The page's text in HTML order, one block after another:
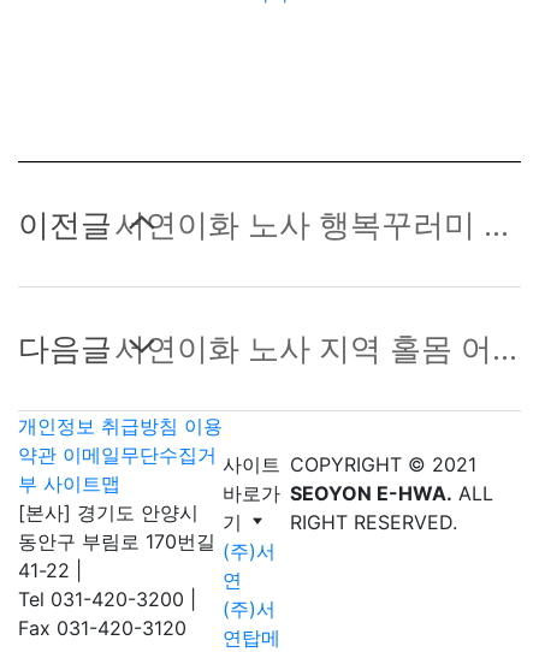
이전글서연이화 노사 행복꾸러미 나눔행사 진행
다음글서연이화 노사 지역 홀몸 어르신을 위한 계절 김치 담그기 봉사활동 실시
개인정보 취급방침 이용
약관 이메일무단수집거
부 사이트맵
[본사] 경기도 안양시
동안구 부림로 170번길
41-22
Tel 031-420-3200
Fax 031-420-3120
사이트
바로가
기
(주)서
연
(주)서
연탑메
COPYRIGHT © 2021
SEOYON E-HWA. ALL
RIGHT RESERVED.